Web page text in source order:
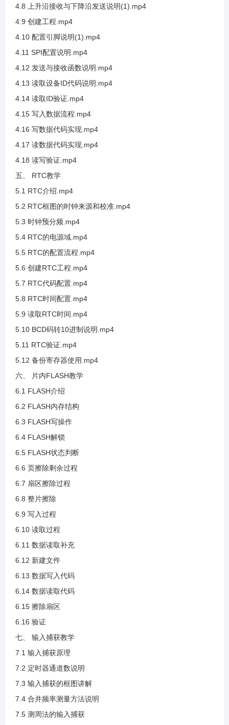
3.22 SHT20带入公式计算
3.23 SHT20接线及测试温度采集
3.24 SHT20测试湿度采集
3.25 SDA框架讲解和PEC校验值讲解
3.26 硬件IIC介绍及SCL框架讲解
3.27 硬件IIC发送流程
3.28 硬件I2C接收之应答位使能
3.30 硬件IIC参数介绍
3.36 硬件IIC无法应答介绍及超时判断的实现
3.37 硬件IIC数据接收与应答
4.2 SPI传输模式(1).mp4
4.5 硬件SPI介绍与框图讲解(1).mp4
4.6 中断和DMA说明(1).mp4
4.8 上升沿接收与下降沿发送说明(1).mp4
4.9 创建工程.mp4
4.10 配置引脚说明(1).mp4
4.11 SPI配置说明.mp4
4.12 发送与接收函数说明.mp4
4.13 读取设备ID代码说明.mp4
4.14 读取ID验证.mp4
4.15 写入数据流程.mp4
4.16 写数据代码实现.mp4
4.17 读数据代码实现.mp4
4.18 读写验证.mp4
五、 RTC教学
5.1 RTC介绍.mp4
5.2 RTC框图的时钟来源和校准.mp4
5.3 时钟预分频.mp4
5.4 RTC的电源域.mp4
5.5 RTC的配置流程.mp4
5.6 创建RTC工程.mp4
5.7 RTC代码配置.mp4
5.8 RTC时间配置.mp4
5.9 读取RTC时间.mp4
5.10 BCD码转10进制说明.mp4
5.11 RTC验证.mp4
5.12 备份寄存器使用.mp4
六、 片内FLASH教学
6.1 FLASH介绍
6.2 FLASH内存结构
6.3 FLASH写操作
6.4 FLASH解锁
6.5 FLASH状态判断
6.6 页擦除剩余过程
6.7 扇区擦除过程
6.8 整片擦除
6.9 写入过程
6.10 读取过程
6.11 数据读取补充
6.12 新建文件
6.13 数据写入代码
6.14 数据读取代码
6.15 擦除扇区
6.16 验证
七、 输入捕获教学
7.1 输入捕获原理
7.2 定时器通道数说明
7.3 输入捕获的框图讲解
7.4 合并频率测量方法说明
7.5 测周法的输入捕获